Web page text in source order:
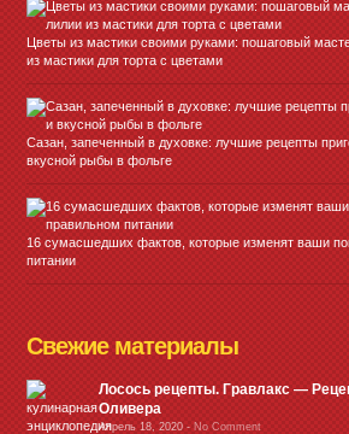
Цветы из мастики своими руками: пошаговый
из мастики для торта с цветами
Сазан, запеченный в духовке: лучшие рецепты
вкусной рыбы в фольге
16 сумасшедших фактов, которые изменят ваши
питании
Свежие материалы
Лосось рецепты. Гравлакс —
Оливера
Апрель 18, 2020- No Comment